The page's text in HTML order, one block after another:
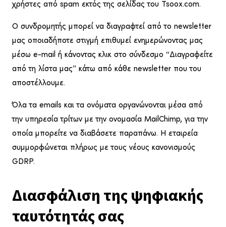
χρήστες από spam εκτός της σελίδας του Tsoox.com.
Ο συνδρομητής μπορεί να διαγραφτεί από το newsletter
μας οποιαδήποτε στιγμή επιθυμεί ενημερώνοντας μας
μέσω e-mail ή κάνοντας κλικ στο σύνδεσμο “Διαγραφείτε
από τη λίστα μας” κάτω από κάθε newsletter που του
αποστέλλουμε.
Όλα τα emails και τα ονόματα οργανώνονται μέσα από
την υπηρεσία τρίτων με την ονομασία MailChimp, για την
οποία μπορείτε να διαβάσετε παραπάνω. Η εταιρεία
συμμορφώνεται πλήρως με τους νέους κανονισμούς
GDRP.
Διασφάλιση της ψηφιακής
ταυτότητάς σας